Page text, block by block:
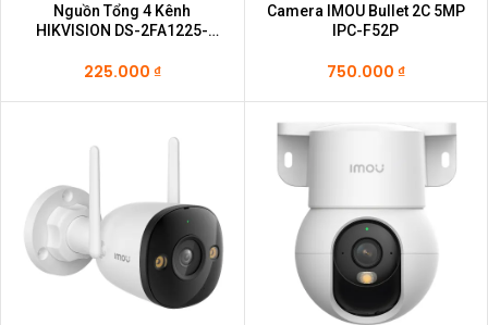
Nguồn Tổng 4 Kênh
HIKVISION DS-2FA1225-
225.000 ₫
Camera IMOU Bullet 2C 5MP
IPC-F52P
750.000 ₫